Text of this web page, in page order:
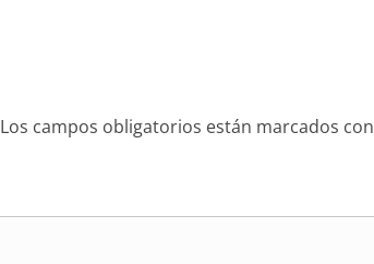
Los campos obligatorios están marcados con